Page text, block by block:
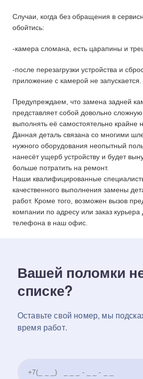
Случаи, когда без обращения в
обойтись:
-камера сломана, есть царапины и
-после перезагрузки устройства и
приложение с камерой не запускается.
Предупреждаем, что замена задней
представляет собой довольно
выполнять её самостоятельно крайне
Данная деталь связана со многими
нужного оборудования неопытный
нанесёт ущерб устройству и будет
больше потратить на ремонт.
Наши квалифицированные
качественного выполнения замены
работ. Кроме того, возможен вызов
компании по адресу или заказ курьера
телефона в наш офис.
Вашей поломки
списке?
Оставьте свой номер, мы
время работ.